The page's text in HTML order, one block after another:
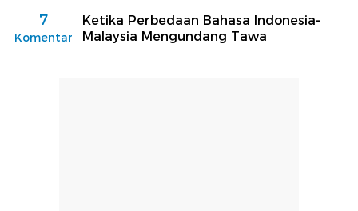
7
Komentar
Ketika Perbedaan Bahasa Indonesia-
Malaysia Mengundang Tawa